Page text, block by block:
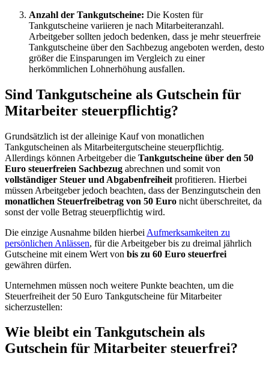
Anzahl der Tankgutscheine: Die Kosten für
Tankgutscheine variieren je nach Mitarbeiteranzahl.
Arbeitgeber sollten jedoch bedenken, dass je mehr steuerfreie
Tankgutscheine über den Sachbezug angeboten werden, desto
größer die Einsparungen im Vergleich zu einer
herkömmlichen Lohnerhöhung ausfallen.
Sind Tankgutscheine als Gutschein für
Mitarbeiter steuerpflichtig?
Grundsätzlich ist der alleinige Kauf von monatlichen
Tankgutscheinen als Mitarbeitergutscheine steuerpflichtig.
Allerdings können Arbeitgeber die Tankgutscheine über den 50
Euro steuerfreien Sachbezug abrechnen und somit von
vollständiger Steuer und Abgabenfreiheit profitieren. Hierbei
müssen Arbeitgeber jedoch beachten, dass der Benzingutschein den
monatlichen Steuerfreibetrag von 50 Euro nicht überschreitet, da
sonst der volle Betrag steuerpflichtig wird.
Die einzige Ausnahme bilden hierbei Aufmerksamkeiten zu
persönlichen Anlässen, für die Arbeitgeber bis zu dreimal jährlich
Gutscheine mit einem Wert von bis zu 60 Euro steuerfrei
gewähren dürfen.
Unternehmen müssen noch weitere Punkte beachten, um die
Steuerfreiheit der 50 Euro Tankgutscheine für Mitarbeiter
sicherzustellen:
Wie bleibt ein Tankgutschein als
Gutschein für Mitarbeiter steuerfrei?